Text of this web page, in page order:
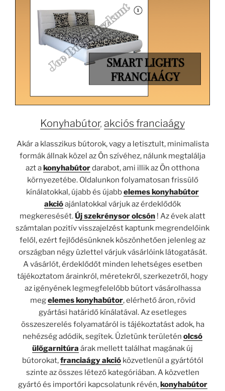
Konyhabútor, akciós franciaágy
Akár a klasszikus bútorok, vagy a letisztult, minimalista
formák állnak közel az Ön szívéhez, nálunk megtalálja
azt akonyhabútordarabot, ami illik az Ön otthona
környezetébe. Oldalunkon folyamatosan frissülő
kínálatokkal, újabb és újabbelemes konyhabútor
akcióajánlatokkal várjuk az érdeklődők
megkeresését.Új szekrénysor olcsón ! Az évek alatt
számtalan pozitív visszajelzést kaptunk megrendelőink
felől, ezért fejlődésünknek köszönhetően jelenleg az
országban négy üzlettel várjuk vásárlóink látogatását.
A vásárlót, érdeklődőt minden lehetséges esetben
tájékoztatom árainkról, méretekről, szerkezetről, hogy
az igényének legmegfelelőbb bútort vásárolhassa
megelemes konyhabútor, elérhető áron, rövid
gyártási határidő kínálatával. Az esetleges
összeszerelés folyamatáról is tájékoztatást adok, ha
nehézség adódik, segítek. Üzletünk területén olcsó
ülőgarnitúra árak mellett találhat magának új
bútorokat,franciaágy akcióközvetlenül a gyártótól
szinte az összes létező kategóriában. A közvetlen
gyártó és importőri kapcsolatunk révén,konyhabútor